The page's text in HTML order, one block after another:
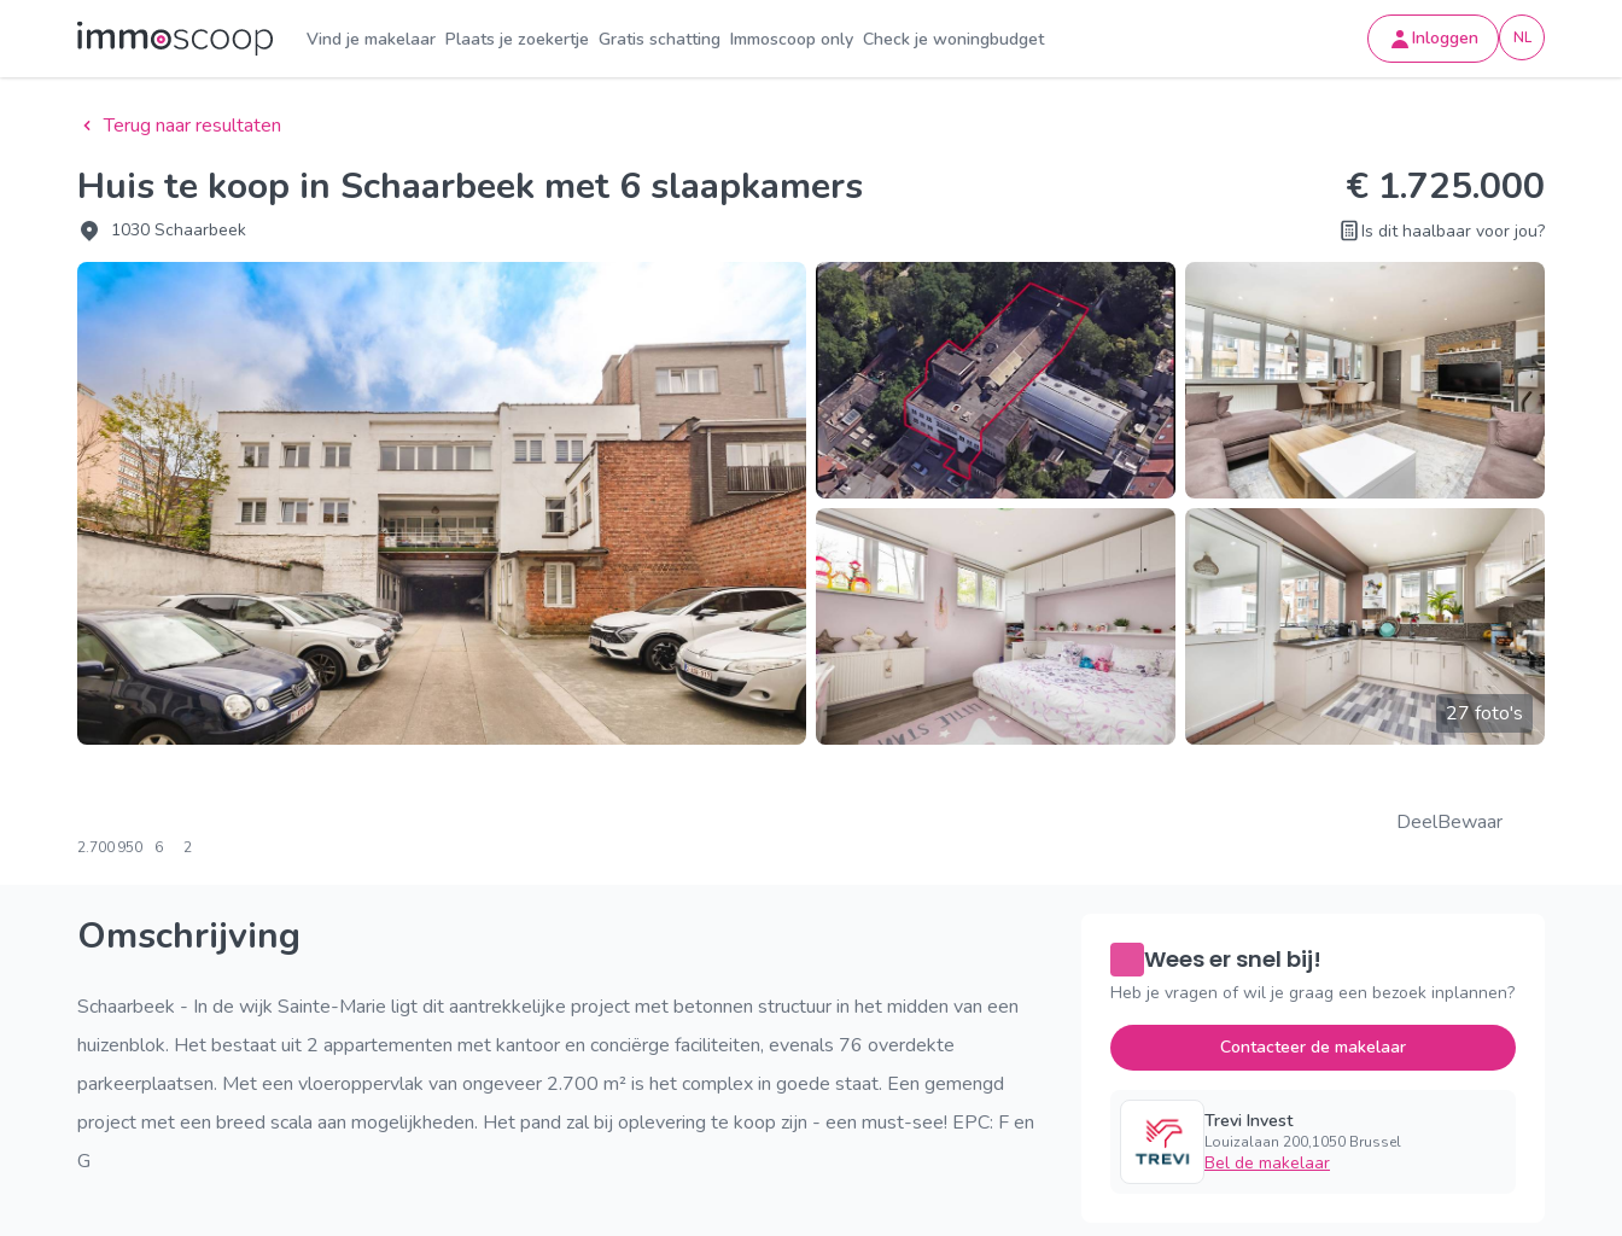
Vind je makelaar Plaats je zoekertje Gratis schatting Immoscoop only Check je woningbudget Inloggen NL
Terug naar resultaten
Huis te koop in Schaarbeek met 6 slaapkamers
1030 Schaarbeek
€ 1.725.000
Is dit haalbaar voor jou?
27 foto's
2.700950 6 2
DeelBewaar
Omschrijving
Schaarbeek - In de wijk Sainte-Marie ligt dit aantrekkelijke project met betonnen structuur in het midden van een
huizenblok. Het bestaat uit 2 appartementen met kantoor en conciërge faciliteiten, evenals 76 overdekte
parkeerplaatsen. Met een vloeroppervlak van ongeveer 2.700 m² is het complex in goede staat. Een gemengd
project met een breed scala aan mogelijkheden. Het pand zal bij oplevering te koop zijn - een must-see! EPC: F en
G
Wees er snel bij!
Heb je vragen of wil je graag een bezoek inplannen?
Contacteer de makelaar
Trevi Invest
Louizalaan 200,1050 Brussel
Bel de makelaar